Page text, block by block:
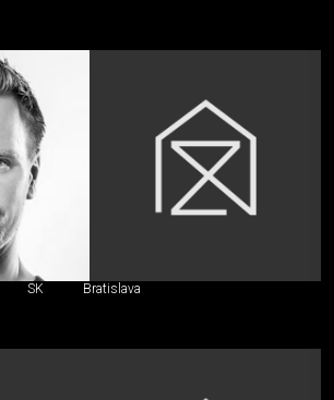
SK Bratislava